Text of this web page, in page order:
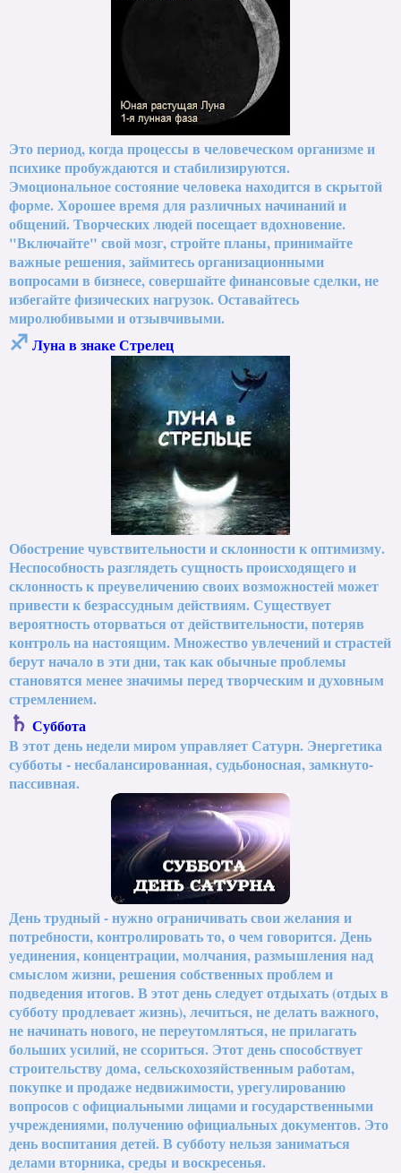
Это период, когда процессы в человеческом организме и
психике пробуждаются и стабилизируются.
Эмоциональное состояние человека находится в скрытой
форме. Хорошее время для различных начинаний и
общений. Творческих людей посещает вдохновение.
"Включайте" свой мозг, стройте планы, принимайте
важные решения, займитесь организационными
вопросами в бизнесе, совершайте финансовые сделки, не
избегайте физических нагрузок. Оставайтесь
миролюбивыми и отзывчивыми.
♐ Луна в знаке Стрелец
Обострение чувствительности и склонности к оптимизму.
Неспособность разглядеть сущность происходящего и
склонность к преувеличению своих возможностей может
привести к безрассудным действиям. Существует
вероятность оторваться от действительности, потеряв
контроль на настоящим. Множество увлечений и страстей
берут начало в эти дни, так как обычные проблемы
становятся менее значимы перед творческим и духовным
стремлением.
♄ Суббота
В этот день недели миром управляет Сатурн. Энергетика
субботы - несбалансированная, судьбоносная, замкнуто-
пассивная.
День трудный - нужно ограничивать свои желания и
потребности, контролировать то, о чем говорится. День
уединения, концентрации, молчания, размышления над
смыслом жизни, решения собственных проблем и
подведения итогов. В этот день следует отдыхать (отдых в
субботу продлевает жизнь), лечиться, не делать важного,
не начинать нового, не переутомляться, не прилагать
больших усилий, не ссориться. Этот день способствует
строительству дома, сельскохозяйственным работам,
покупке и продаже недвижимости, урегулированию
вопросов с официальными лицами и государственными
учреждениями, получению официальных документов. Это
день воспитания детей. В субботу нельзя заниматься
делами вторника, среды и воскресенья.